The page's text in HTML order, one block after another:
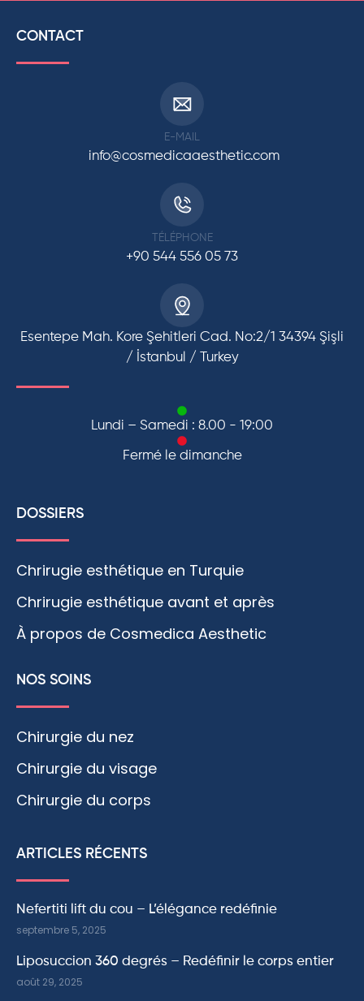
CONTACT
E-MAIL
info@cosmedicaaesthetic.com
TÉLÉPHONE
+90 544 556 05 73
Esentepe Mah. Kore Şehitleri Cad. No:2/1 34394 Şişli
/ İstanbul / Turkey
Lundi – Samedi : 8.00 - 19:00
Fermé le dimanche
DOSSIERS
Chrirugie esthétique en Turquie
Chrirugie esthétique avant et après
À propos de Cosmedica Aesthetic
NOS SOINS
Chirurgie du nez
Chirurgie du visage
Chirurgie du corps
ARTICLES RÉCENTS
Nefertiti lift du cou – L’élégance redéfinie
septembre 5, 2025
Liposuccion 360 degrés – Redéfinir le corps entier
août 29, 2025